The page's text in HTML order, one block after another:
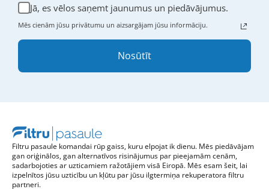
Jā, es vēlos saņemt jaunumus un piedāvājumus.
Mēs cienām jūsu privātumu un aizsargājam jūsu informāciju.
Nosūtīt
Filtru pasaule komandai rūp gaiss, kuru elpojat ik dienu. Mēs piedāvājam
gan oriģinālos, gan alternatīvos risinājumus par pieejamām cenām,
sadarbojoties ar uzticamiem ražotājiem visā Eiropā. Mēs esam šeit, lai
izpelnītos jūsu uzticību un kļūtu par jūsu ilgtermiņa rekuperatora filtru
partneri.